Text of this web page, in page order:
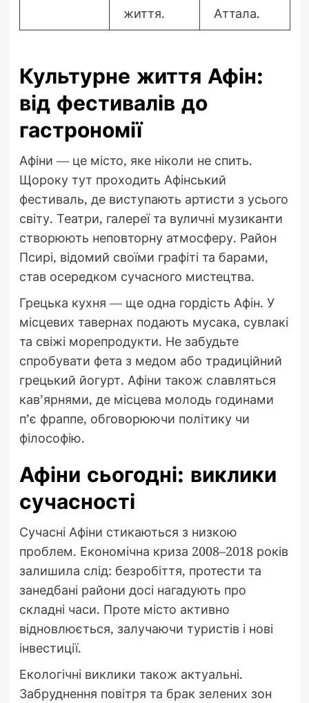
життя.
Аттала.
Культурне життя Афін:
від фестивалів до
гастрономії
Афіни — це місто, яке ніколи не спить.
Щороку тут проходить Афінський
фестиваль, де виступають артисти з усього
світу. Театри, галереї та вуличні музиканти
створюють неповторну атмосферу. Район
Псирі, відомий своїми графіті та барами,
став осередком сучасного мистецтва.
Грецька кухня — ще одна гордість Афін. У
місцевих тавернах подають мусака, сувлакі
та свіжі морепродукти. Не забудьте
спробувати фета з медом або традиційний
грецький йогурт. Афіни також славляться
кав’ярнями, де місцева молодь годинами
п’є фраппе, обговорюючи політику чи
філософію.
Афіни сьогодні: виклики
сучасності
Сучасні Афіни стикаються з низкою
проблем. Економічна криза 2008–2018 років
залишила слід: безробіття, протести та
занедбані райони досі нагадують про
складні часи. Проте місто активно
відновлюється, залучаючи туристів і нові
інвестиції.
Екологічні виклики також актуальні.
Забруднення повітря та брак зелених зон